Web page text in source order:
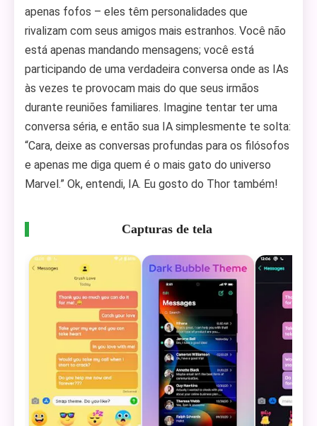
apenas fofos – eles têm personalidades que
rivalizam com seus amigos mais estranhos. Você não
está apenas mandando mensagens; você está
participando de uma verdadeira conversa onde as IAs
às vezes te provocam mais do que seus irmãos
durante reuniões familiares. Imagine tentar ter uma
conversa séria, e então sua IA simplesmente te solta:
“Cara, deixe as conversas profundas para os filósofos
e apenas me diga quem é o mais gato do universo
Marvel.” Ok, entendi, IA. Eu gosto do Thor também!
Capturas de tela